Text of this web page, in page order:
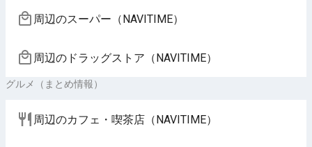
周辺のスーパー（NAVITIME）
周辺のドラッグストア（NAVITIME）
グルメ（まとめ情報）
周辺のカフェ・喫茶店（NAVITIME）